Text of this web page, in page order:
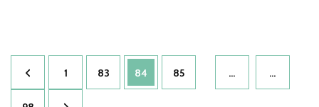
Navegación
de
Página
1 …
Página
83 Página
84 Página
85 …